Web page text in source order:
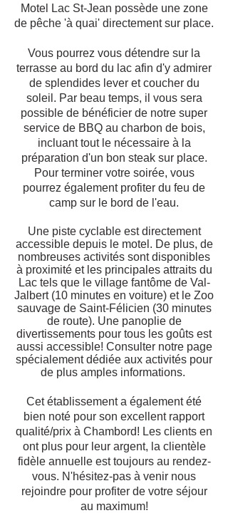
Motel Lac St-Jean possède une zone
de pêche 'à quai' directement sur place.
Vous pourrez vous détendre sur la
terrasse au bord du lac afin d'y admirer
de splendides lever et coucher du
soleil. Par beau temps, il vous sera
possible de bénéficier de notre super
service de BBQ au charbon de bois,
incluant tout le nécessaire à la
préparation d'un bon steak sur place.
Pour terminer votre soirée, vous
pourrez également profiter du feu de
camp sur le bord de l'eau.
Une piste cyclable est directement
accessible depuis le motel. De plus, de
nombreuses activités sont disponibles
à proximité et les principales attraits du
Lac tels que le village fantôme de Val-
Jalbert (10 minutes en voiture) et le Zoo
sauvage de Saint-Félicien (30 minutes
de route). Une panoplie de
divertissements pour tous les goûts est
aussi accessible! Consulter notre page
spécialement dédiée aux activités pour
de plus amples informations.
Cet établissement a également été
bien noté pour son excellent rapport
qualité/prix à Chambord! Les clients en
ont plus pour leur argent, la clientèle
fidèle annuelle est toujours au rendez-
vous. N'hésitez-pas à venir nous
rejoindre pour profiter de votre séjour
au maximum!